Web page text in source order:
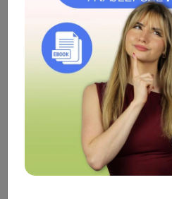
Kosmetyki Twarz
Pomadka i balsam do ust
ust Czereśnia